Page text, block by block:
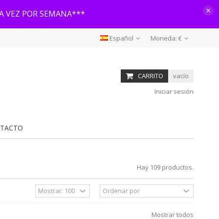
VEZ POR SEMANA*** ×
Moneda: €
Español
CARRITO
vacío
Iniciar sesión
Hay 109 productos.
Mostrar todos